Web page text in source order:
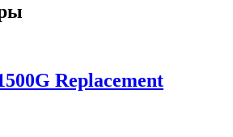
Replacement